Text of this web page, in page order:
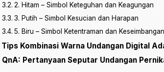
2. Hitam – Simbol Keteguhan dan Keagungan
3. Putih – Simbol Kesucian dan Harapan
5. Biru – Simbol Ketentraman dan Keseimbangan
Tips Kombinasi Warna Undangan Digital
QnA: Pertanyaan Seputar Undangan